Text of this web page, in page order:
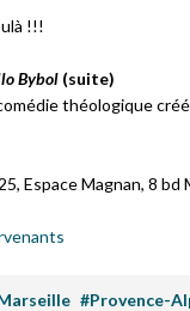
!!!
Bybol (suite)
théologique
Espace Magnan, 8
#Provence-